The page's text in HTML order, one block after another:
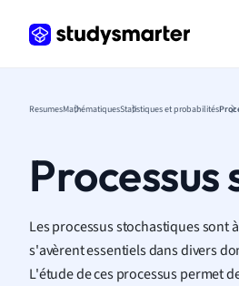
ResumesMathématiquesStatistiques et probabilités
Les processus stochastiques sont
s'avèrent essentiels dans divers
L'étude de ces processus permet